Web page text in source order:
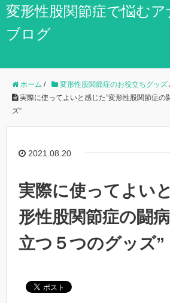
変形性股関節症で悩む
ブログ
ホーム / 変形性股関節症のお役立ちグッズ
実際に使ってよいと感じた”変形性股関節症の
ズ”
2021.08.20
実際に使ってよい
形性股関節症の闘
立つ５つのグッズ”